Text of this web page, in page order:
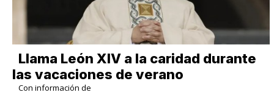
Llama León XIV a la caridad durante
las vacaciones de verano
Con información de